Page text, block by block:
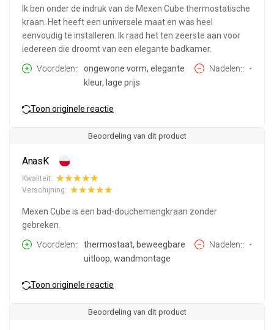
Ik ben onder de indruk van de Mexen Cube thermostatische
kraan. Het heeft een universele maat en was heel
eenvoudig te installeren. Ik raad het ten zeerste aan voor
iedereen die droomt van een elegante badkamer.
Voordelen:
ongewone vorm, elegante
kleur, lage prijs
Nadelen: -
Toon originele reactie
Beoordeling van dit product
AnasK
Kwaliteit:
Verschijning:
Mexen Cube is een bad-douchemengkraan zonder
gebreken.
Voordelen:
thermostaat, beweegbare
uitloop, wandmontage
Nadelen: -
Toon originele reactie
Beoordeling van dit product